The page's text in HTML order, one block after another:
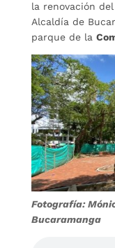
la renovación
Alcaldía de
parque de la
Fotografía:
Bucaramanga